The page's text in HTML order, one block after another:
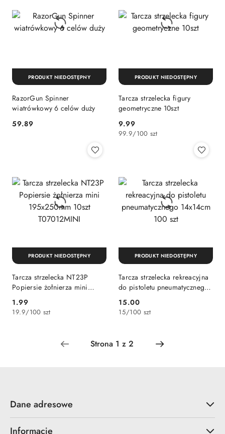
RazorGun Spinner
wiatrówkowy 6 celów duży
Cena:
59.89
PRODUKT NIEDOSTĘPNY
Tarcza strzelecka figury
geometryczne 10szt
Cena:
9.99
99.9/100 szt
PRODUKT NIEDOSTĘPNY
Tarcza strzelecka NT23P
Popiersie żołnierza mini
T07012MINI
Cena:
1.99
19.9/100 szt
PRODUKT NIEDOSTĘPNY
Tarcza strzelecka rekreacyjna
do pistoletu pneumatycznego
Cena:
15.00
15/100 szt
PRODUKT NIEDOSTĘPNY
Dane adresowe
Informacje